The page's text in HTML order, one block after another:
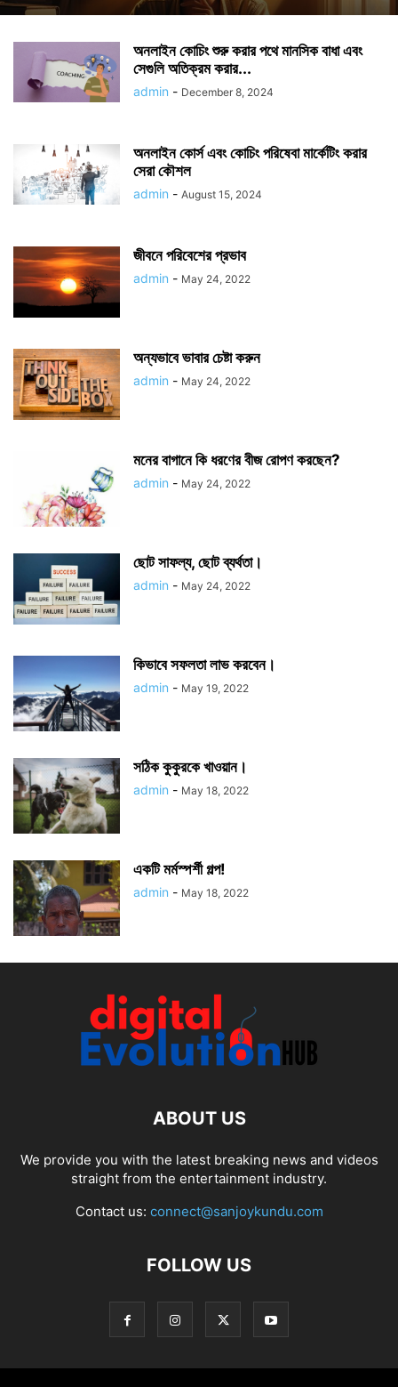
অনলাইন কোচিং শুরু করার পথে মানসিক বাধা এবং
সেগুলি অতিক্রম করার...
admin - December 8, 2024
অনলাইন কোর্স এবং কোচিং পরিষেবা মার্কেটিং করার
সেরা কৌশল
admin - August 15, 2024
জীবনে পরিবেশের প্রভাব
admin - May 24, 2022
অন্যভাবে ভাবার চেষ্টা করুন
admin - May 24, 2022
মনের বাগানে কি ধরণের বীজ রোপণ করছেন?
admin - May 24, 2022
ছোট সাফল্য, ছোট ব্যর্থতা।
admin - May 24, 2022
কিভাবে সফলতা লাভ করবেন।
admin - May 19, 2022
সঠিক কুকুরকে খাওয়ান।
admin - May 18, 2022
একটি মর্মস্পর্শী গল্প!
admin - May 18, 2022
ABOUT US
We provide you with the latest breaking news and videos
straight from the entertainment industry.
Contact us: connect@sanjoykundu.com
FOLLOW US